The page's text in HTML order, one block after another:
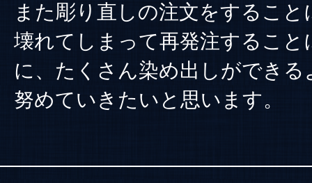
また彫り直しの注文をするこ
壊れてしまって再発注すること
に、たくさん染め出しができる
努めていきたいと思います。